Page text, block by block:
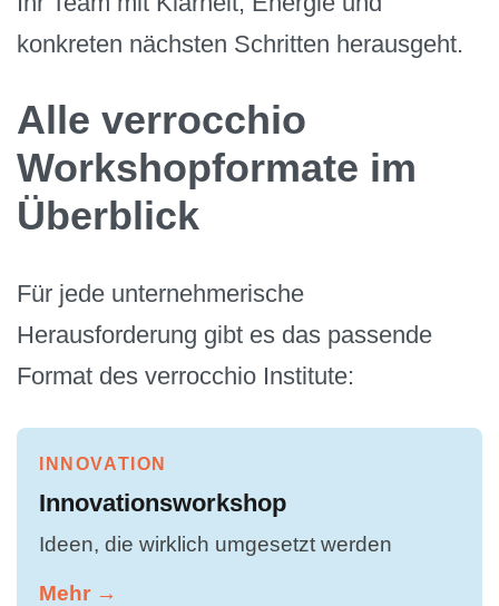
konkreten nächsten Schritten herausgeht.
Alle verrocchio
Workshopformate im
Überblick
Für jede unternehmerische
Herausforderung gibt es das passende
Format des verrocchio Institute:
INNOVATION
Innovationsworkshop
Ideen, die wirklich umgesetzt werden
Mehr →